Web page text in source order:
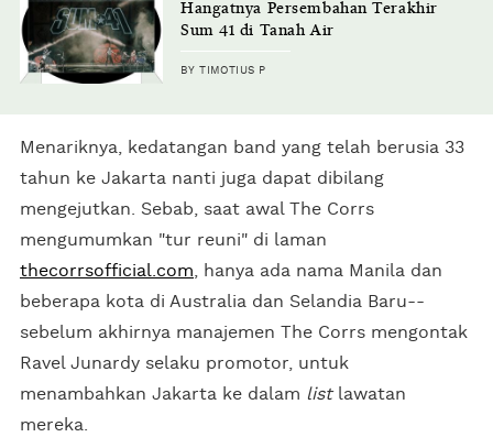
Hangatnya Persembahan Terakhir
Sum 41 di Tanah Air
BY TIMOTIUS P
Menariknya, kedatangan band yang telah berusia 33
tahun ke Jakarta nanti juga dapat dibilang
mengejutkan. Sebab, saat awal The Corrs
mengumumkan "tur reuni" di laman
thecorrsofficial.com , hanya ada nama Manila dan
beberapa kota di Australia dan Selandia Baru--
sebelum akhirnya manajemen The Corrs mengontak
Ravel Junardy selaku promotor, untuk
menambahkan Jakarta ke dalam listlawatan
mereka.